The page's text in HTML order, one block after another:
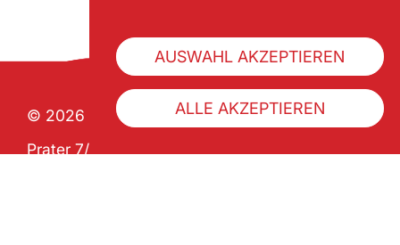
AUSWAHL AKZEPTIEREN
ALLE AKZEPTIEREN
© 2026 Wiener Praterverband
Prater 7/1 | A-1020 Wien